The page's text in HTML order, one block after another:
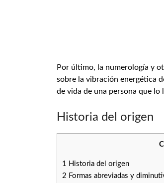
Por último, la numerología y
sobre la vibración energética
de vida de una persona que lo
Historia del origen
1
Historia del origen
2 Formas abreviadas y